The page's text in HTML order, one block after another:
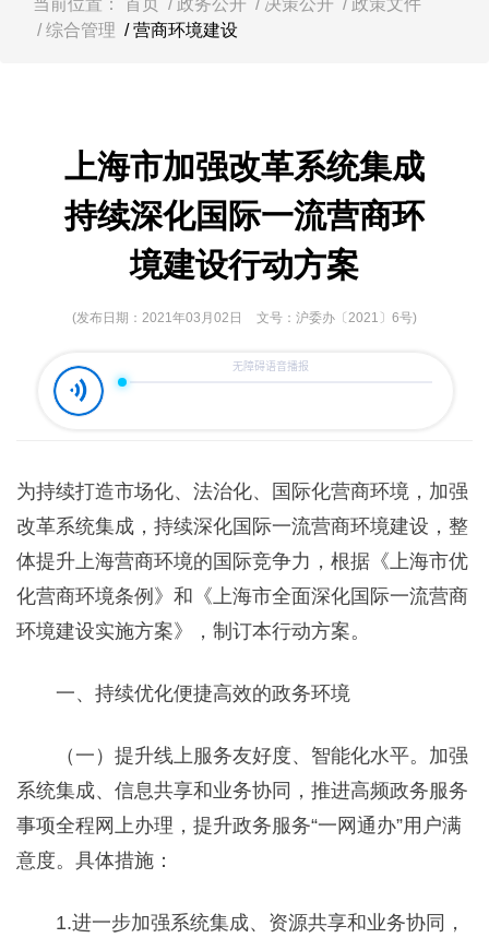
当前位置： 首页 / 政务公开 / 决策公开 / 政策文件
/ 综合管理 / 营商环境建设
上海市加强改革系统集成
持续深化国际一流营商环
境建设行动方案
(发布日期：2021年03月02日 文号：沪委办〔2021〕6号)
为持续打造市场化、法治化、国际化营商环境，加强
改革系统集成，持续深化国际一流营商环境建设，整
体提升上海营商环境的国际竞争力，根据《上海市优
化营商环境条例》和《上海市全面深化国际一流营商
环境建设实施方案》，制订本行动方案。
一、持续优化便捷高效的政务环境
（一）提升线上服务友好度、智能化水平。加强
系统集成、信息共享和业务协同，推进高频政务服务
事项全程网上办理，提升政务服务“一网通办”用户满
意度。具体措施：
1.进一步加强系统集成、资源共享和业务协同，